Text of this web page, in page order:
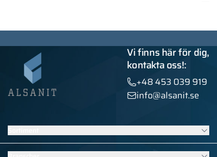
Vi finns här för dig,
kontakta oss!:
+48 453 039 919
info@alsanit.se
Skåp